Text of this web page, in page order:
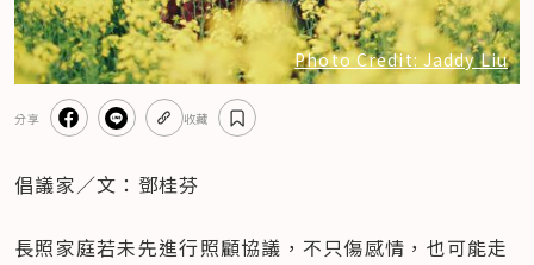
Photo Credit: Jaddy Liu
分享 收藏
倡議家／文：鄧桂芬
長照家庭若未先進行照顧協議，不只傷感情，也可能走